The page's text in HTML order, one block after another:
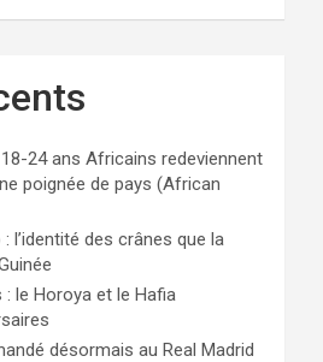
24 ans Africains redeviennent
poignée de pays (African
l’identité des crânes que la
le Horoya et le Hafia
désormais au Real Madrid